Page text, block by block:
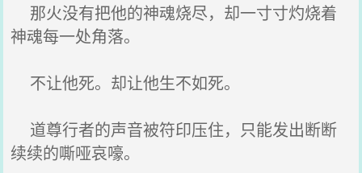
那火没有把他的神魂烧尽，却一寸寸灼烧着
神魂每一处角落。
不让他死。却让他生不如死。
道尊行者的声音被符印压住，只能发出断断
续续的嘶哑哀嚎。